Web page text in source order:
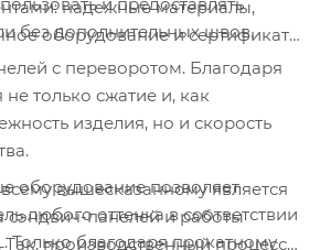
и предоставлять
без дополнительных швов.
с переворотом. Благодаря
только сжатие и, как
изделия, но и скорость
оборудование позволяет
любого оттенка в соответствии
Только благодаря прокатному
надежные материалы,
оборудование и сертификаты
вышесказанному является
сэндвич-панелей и работы
производственный процесс